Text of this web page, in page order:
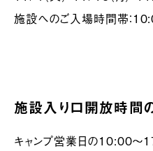
施設へのご入場時間帯：
施設入り口開放時間
キャンプ営業日の10:00～